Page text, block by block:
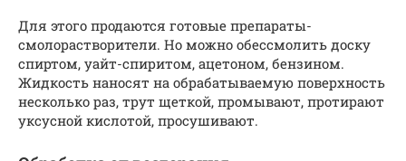
Для этого продаются готовые препараты-
смолорастворители. Но можно обессмолить доску
спиртом, уайт-спиритом, ацетоном, бензином.
Жидкость наносят на обрабатываемую поверхность
несколько раз, трут щеткой, промывают, протирают
уксусной кислотой, просушивают.